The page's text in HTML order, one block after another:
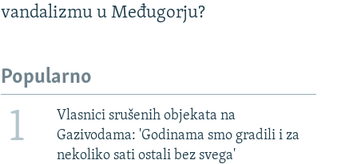
vandalizmu u Međugorju?
Popularno
1
Vlasnici srušenih objekata na
Gazivodama: 'Godinama smo gradili i za
nekoliko sati ostali bez svega'